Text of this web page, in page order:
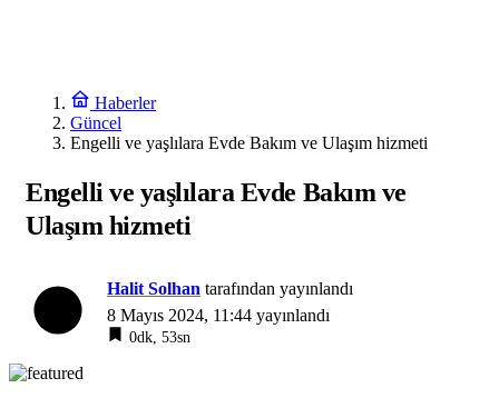
Haberler
Güncel
Engelli ve yaşlılara Evde Bakım ve Ulaşım hizmeti
Engelli ve yaşlılara Evde Bakım ve
Ulaşım hizmeti
Halit Solhan tarafından yayınlandı
8 Mayıs 2024, 11:44 yayınlandı
0dk, 53sn